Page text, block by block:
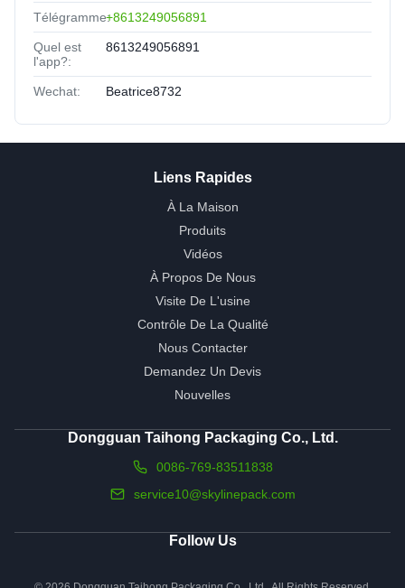
Télégramme:+8613249056891
Quel est
l'app?:
8613249056891
Wechat: Beatrice8732
Liens Rapides
À La Maison
Produits
Vidéos
À Propos De Nous
Visite De L'usine
Contrôle De La Qualité
Nous Contacter
Demandez Un Devis
Nouvelles
Dongguan Taihong Packaging Co., Ltd.
0086-769-83511838
service10@skylinepack.com
Follow Us